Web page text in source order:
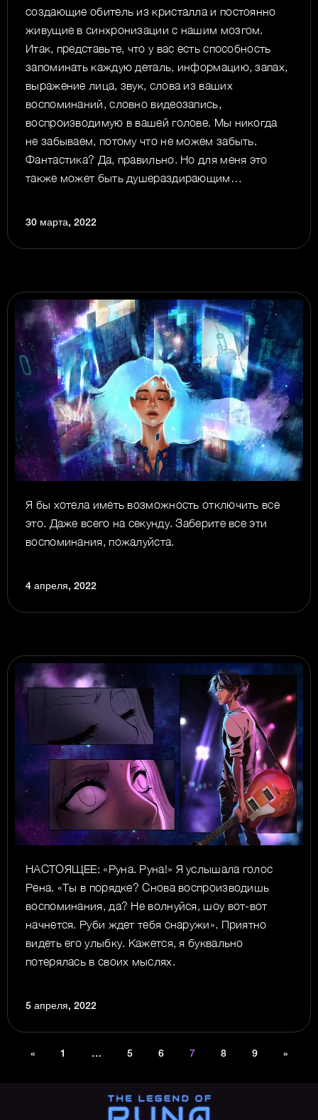
создающие обитель из кристалла и постоянно
живущие в синхронизации с нашим мозгом.
Итак, представьте, что у вас есть способность
запоминать каждую деталь, информацию, запах,
выражение лица, звук, слова из ваших
воспоминаний, словно видеозапись,
воспроизводимую в вашей голове. Мы никогда
не забываем, потому что не можем забыть.
Фантастика? Да, правильно. Но для меня это
также может быть душераздирающим…
30 марта, 2022
Я бы хотела иметь возможность отключить все
это. Даже всего на секунду. Заберите все эти
воспоминания, пожалуйста.
4 апреля, 2022
НАСТОЯЩЕЕ: «Руна. Руна!» Я услышала голос
Рена. «Ты в порядке? Снова воспроизводишь
воспоминания, да? Не волнуйся, шоу вот-вот
начнется. Руби ждет тебя снаружи». Приятно
видеть его улыбку. Кажется, я буквально
потерялась в своих мыслях.
5 апреля, 2022
« 1 … 5 6 7 8 9 »